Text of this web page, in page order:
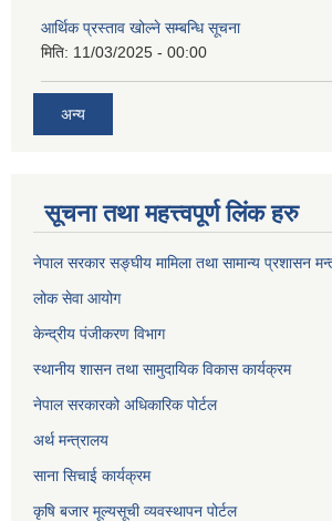
आर्थिक प्रस्ताव खोल्ने सम्बन्धि सूचना
मिति: 11/03/2025 - 00:00
अन्य
सूचना तथा महत्त्वपूर्ण लिंक हरु
नेपाल सरकार सङ्घीय मामिला तथा सामान्य प्रशासन
लोक सेवा आयोग
केन्द्रीय पंजीकरण विभाग
स्थानीय शासन तथा सामुदायिक विकास कार्यक्रम
नेपाल सरकारको अधिकारिक पोर्टल
अर्थ मन्त्रालय
साना सिचाई कार्यक्रम
कृषि बजार मूल्यसूची व्यवस्थापन पोर्टल